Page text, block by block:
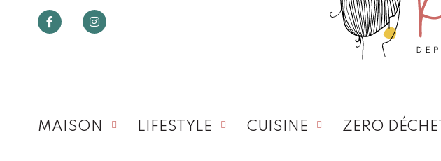
MAISON LIFESTYLE CUISINE ZERO DÉCHET